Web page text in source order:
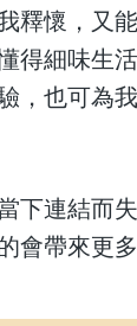
釋懷，又
得細味生
，也可為
下連結而
會帶來更